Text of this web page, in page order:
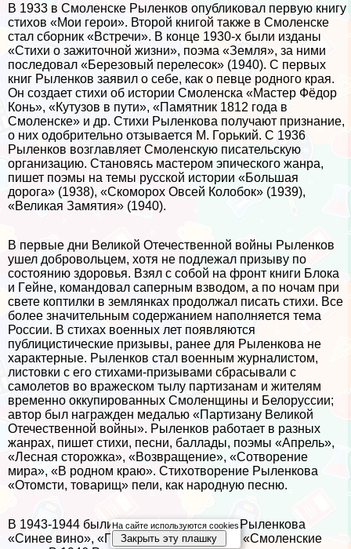
В 1933 в Смоленске Рыленков опубликовал первую книгу
стихов «Мои герои». Второй книгой также в Смоленске
стал сборник «Встречи». В конце 1930-х были изданы
«Стихи о зажиточной жизни», поэма «Земля», за ними
последовал «Березовый перелесок» (1940). С первых
книг Рыленков заявил о себе, как о певце родного края.
Он создает стихи об истории Смоленска «Мастер Фёдор
Конь», «Кутузов в пути», «Памятник 1812 года в
Смоленске» и др. Стихи Рыленкова получают признание,
о них одобрительно отзывается М. Горький. С 1936
Рыленков возглавляет Смоленскую писательскую
организацию. Становясь мастером эпического жанра,
пишет поэмы на темы русской истории «Большая
дорога» (1938), «Скоморох Овсей Колобок» (1939),
«Великая Замятия» (1940).
В первые дни Великой Отечественной войны Рыленков
ушел добровольцем, хотя не подлежал призыву по
состоянию здоровья. Взял с собой на фронт книги Блока
и Гeйне, комaндовал саперным взводом, а по ночам при
свете коптилки в землянках продолжал писать стихи. Все
более значительным содержанием наполняется тема
России. В стихах военных лет появляются
публицистические призывы, ранее для Рыленкова не
хаpaктерные. Рыленков стал военным журналистом,
листовки с его стихами-призывами сбрасывали с
самолетов во вражеском тылу партизанам и жителям
временно оккупированных Смоленщины и Белоруссии;
автор был награжден медалью «Партизану Великой
Отечественной войны». Рыленков работает в разных
жанрах, пишет стихи, песни, баллады, поэмы «Апрель»,
«Лесная сторожка», «Возвращение», «Сотворение
мира», «В родном краю». Стихотворение Рыленкова
«Отомсти, товарищ» пели, как народную песню.
В 1943-1944 были изданы книги стихов Рыленкова
«Синее вино», «Прощание с юностью», «Смоленские
На сайте используются cookies
Закрыть эту плашку